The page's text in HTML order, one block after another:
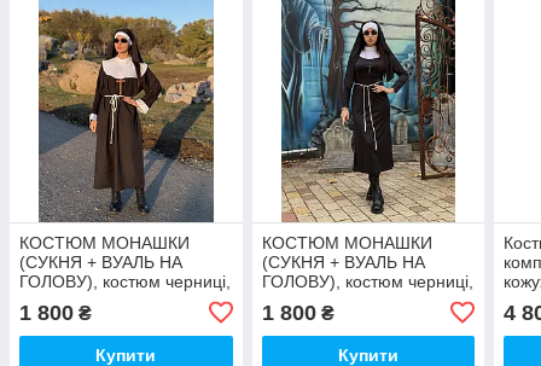
КОСТЮМ МОНАШКИ
(СУКНЯ + ВУАЛЬ НА
ГОЛОВУ), костюм черниці,
1 800 ₴
Купити
КОСТЮМ МОНАШКИ
(СУКНЯ + ВУАЛЬ НА
ГОЛОВУ), костюм черниці,
1 800₴
Купити
4